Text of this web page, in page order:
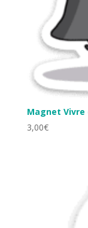
Magnet Vivre
3,00€